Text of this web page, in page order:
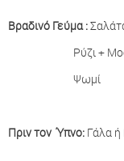
Βραδινό Γεύμα :
Ρύζι +
Ψωμί
Πριν τον Ύπνο: Γάλα ή